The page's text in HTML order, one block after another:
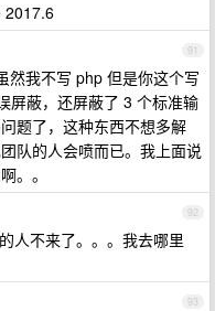
2017.6
91
然我不写 php 但是你这个写
屏蔽，还屏蔽了 3 个标准输
题了，这种东西不想多解
队的人会喷而已。我上面说
。。
92
人不来了。。。我去哪里
93